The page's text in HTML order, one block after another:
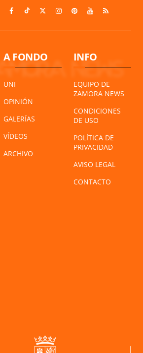
A FONDO
UNI
OPINIÓN
GALERÍAS
VÍDEOS
ARCHIVO
INFO
EQUIPO DE
ZAMORA NEWS
CONDICIONES
DE USO
POLÍTICA DE
PRIVACIDAD
AVISO LEGAL
CONTACTO